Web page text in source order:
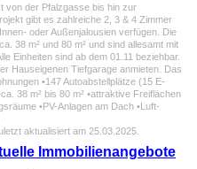
von der Pfalzgasse bis hin zur
gibt es zahlreiche 2, 3 & 4 Zimmer
oder Außenjalousien verfügen. Die
38 m² und 80 m² und sind allesamt mit
Einheiten sind ab dem 01.11 beziehbar.
Hauseigenen Tiefgarage anmieten. Das
•147 Autoabstellplätze (15 E-
38 m² bis 80 m² •attraktive Freiflächen
•PV-Anlagen am Dach •Luft-
aktualisiert am 25.03.2025.
Immobilienangebote